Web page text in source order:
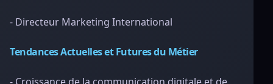
- Directeur Marketing International
Tendances Actuelles et Futures du Métier